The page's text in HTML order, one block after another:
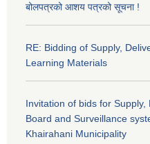
बोलपत्रको आशय पत्रको सूचना !
RE: Bidding of Supply,
Learning Materials
Invitation of bids for
Board and Surveillance
Khairahani Municipality